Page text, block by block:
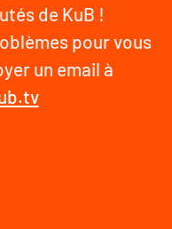
de KuB !
pour vous
un email à